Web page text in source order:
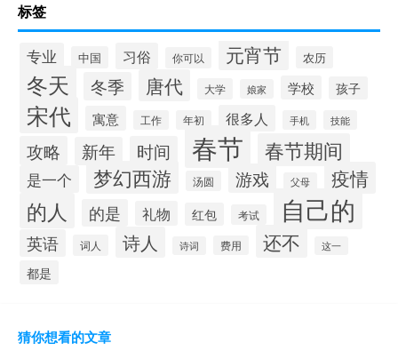
标签
专业 中国 习俗 你可以 元宵节 农历
冬天 冬季 唐代 大学 娘家 学校 孩子
宋代 寓意 工作 年初 很多人 手机 技能
攻略 新年 时间 春节 春节期间
是一个 梦幻西游 汤圆 游戏 父母 疫情
的人 的是 礼物 红包 考试 自己的
英语 词人 诗人 诗词 费用 还不 这一
都是
猜你想看的文章